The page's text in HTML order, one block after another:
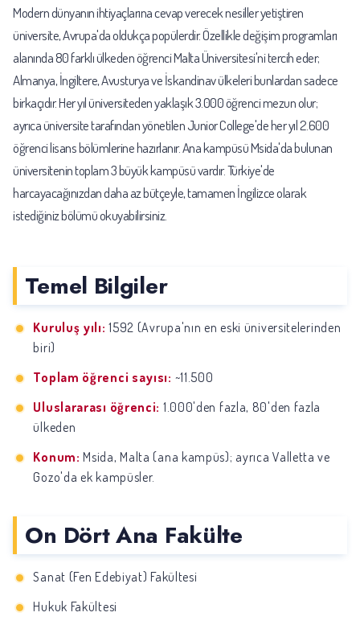
Modern dünyanın ihtiyaçlarına cevap verecek nesiller yetiştiren
üniversite, Avrupa'da oldukça popülerdir. Özellikle değişim programları
alanında 80 farklı ülkeden öğrenci Malta Üniversitesi'ni tercih eder;
Almanya, İngiltere, Avusturya ve İskandinav ülkeleri bunlardan sadece
birkaçıdır. Her yıl üniversiteden yaklaşık 3.000 öğrenci mezun olur;
ayrıca üniversite tarafından yönetilen Junior College'de her yıl 2.600
öğrenci lisans bölümlerine hazırlanır. Ana kampüsü Msida'da bulunan
üniversitenin toplam 3 büyük kampüsü vardır. Türkiye'de
harcayacağınızdan daha az bütçeyle, tamamen İngilizce olarak
istediğiniz bölümü okuyabilirsiniz.
Temel Bilgiler
Kuruluş yılı: 1592 (Avrupa'nın en eski üniversitelerinden
biri)
Toplam öğrenci sayısı: ~11.500
Uluslararası öğrenci: 1.000'den fazla, 80'den fazla
ülkeden
Konum: Msida, Malta (ana kampüs); ayrıca Valletta ve
Gozo'da ek kampüsler.
On Dört Ana Fakülte
Sanat (Fen Edebiyat) Fakültesi
Hukuk Fakültesi